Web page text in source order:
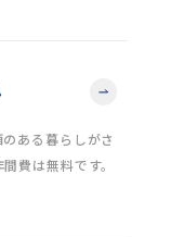
ある暮らしがさ
費は無料です。